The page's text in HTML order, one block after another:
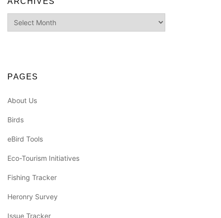
Archives
PAGES
About Us
Birds
eBird Tools
Eco-Tourism Initiatives
Fishing Tracker
Heronry Survey
Issue Tracker